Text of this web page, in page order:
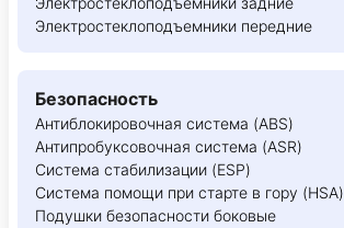
Электростеклоподъемники передние
Безопасность
Антиблокировочная система (ABS)
Антипробуксовочная система (ASR)
Система стабилизации (ESP)
Система помощи при старте в гору (HSA)
Подушки безопасности боковые